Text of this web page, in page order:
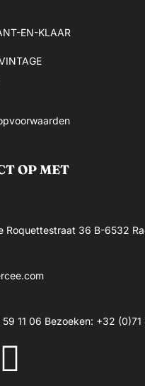
EN-KLAAR
OP MET
Roquettestraat 36 B-6532
11 06 Bezoeken: +32